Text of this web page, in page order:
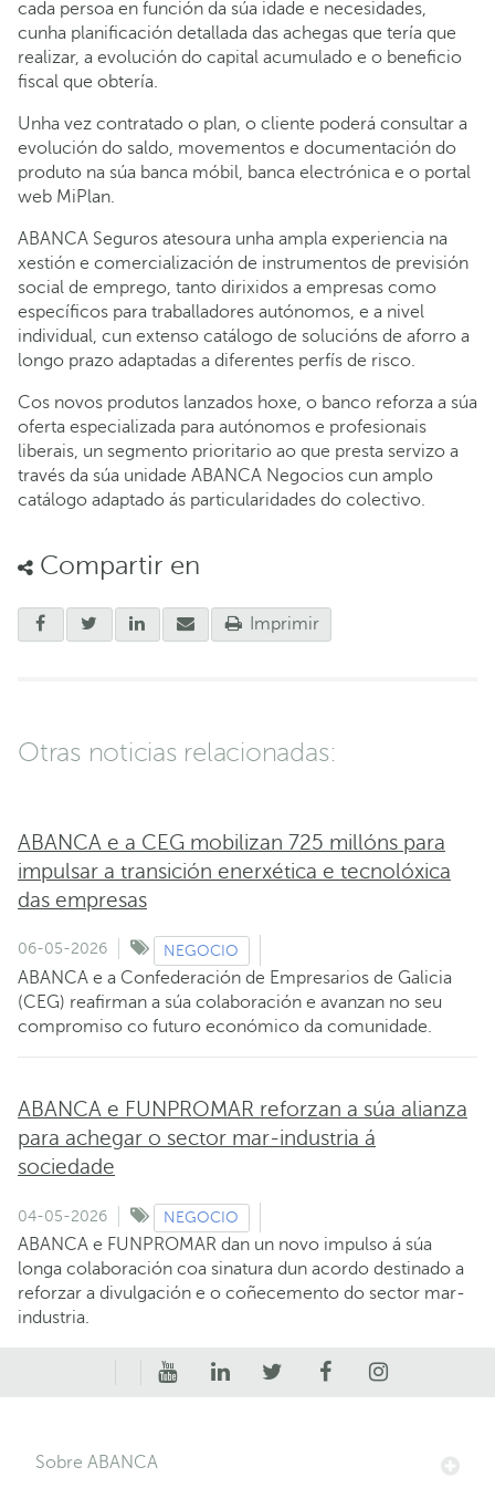
cada persoa en función da súa idade e necesidades,
cunha planificación detallada das achegas que tería que
realizar, a evolución do capital acumulado e o beneficio
fiscal que obtería.
Unha vez contratado o plan, o cliente poderá consultar a
evolución do saldo, movementos e documentación do
produto na súa banca móbil, banca electrónica e o portal
web MiPlan.
ABANCA Seguros atesoura unha ampla experiencia na
xestión e comercialización de instrumentos de previsión
social de emprego, tanto dirixidos a empresas como
específicos para traballadores autónomos, e a nivel
individual, cun extenso catálogo de solucións de aforro a
longo prazo adaptadas a diferentes perfís de risco.
Cos novos produtos lanzados hoxe, o banco reforza a súa
oferta especializada para autónomos e profesionais
liberais, un segmento prioritario ao que presta servizo a
través da súa unidade ABANCA Negocios cun amplo
catálogo adaptado ás particularidades do colectivo.
Compartir en
Imprimir
Otras noticias relacionadas:
ABANCA e a CEG mobilizan 725 millóns para
impulsar a transición enerxética e tecnolóxica
das empresas
06-05-2026 NEGOCIO
ABANCA e a Confederación de Empresarios de Galicia
(CEG) reafirman a súa colaboración e avanzan no seu
compromiso co futuro económico da comunidade.
ABANCA e FUNPROMAR reforzan a súa alianza
para achegar o sector mar-industria á
sociedade
04-05-2026 NEGOCIO
ABANCA e FUNPROMAR dan un novo impulso á súa
longa colaboración coa sinatura dun acordo destinado a
reforzar a divulgación e o coñecemento do sector mar-
industria.
Sobre ABANCA